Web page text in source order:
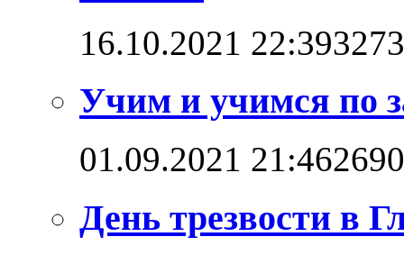
16.10.2021 22:39
Учим и учимся по
01.09.2021 21:46
День трезвости в